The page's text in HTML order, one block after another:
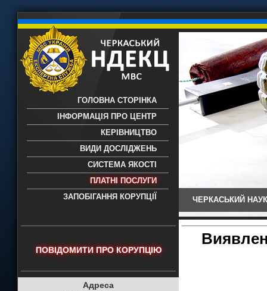
науково-дослідний експертно-
- проведення всих видів судових
експертиз
ГОЛОВНА СТОРІНКА
ІНФОРМАЦІЯ ПРО ЦЕНТР
КЕРІВНИЦТВО
ВИДИ ДОСЛІДЖЕНЬ
СИСТЕМА ЯКОСТІ
ПЛАТНІ ПОСЛУГИ
ЗАПОБІГАННЯ КОРУПЦІЇ
ЧЕРКАСЬКИЙ
ПОВІДОМИТИ ПРО КОРУПЦІЮ
Адреса